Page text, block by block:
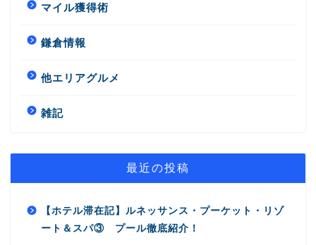
マイル獲得術
鎌倉情報
他エリアグルメ
雑記
最近の投稿
【ホテル滞在記】ルネッサンス・プーケット・リゾ
ート＆スパ③ プール徹底紹介！